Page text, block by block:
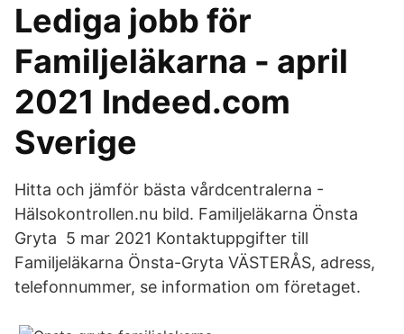
Lediga jobb för
Familjeläkarna - april
2021 Indeed.com
Sverige
Hitta och jämför bästa vårdcentralerna -
Hälsokontrollen.nu bild. Familjeläkarna Önsta
Gryta 5 mar 2021 Kontaktuppgifter till
Familjeläkarna Önsta-Gryta VÄSTERÅS, adress,
telefonnummer, se information om företaget.